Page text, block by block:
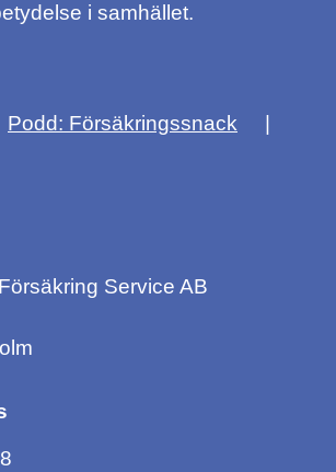
i samhället.
Podd: Försäkringssnack
Service AB